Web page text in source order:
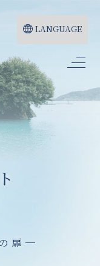
LANGUAGE
扉─